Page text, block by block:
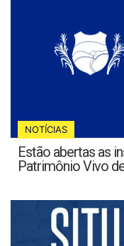
NOTÍCIAS
Estão abertas as
Patrimônio Vivo